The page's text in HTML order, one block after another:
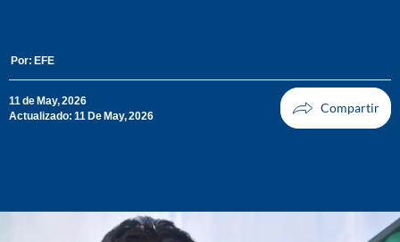
Por: EFE
11 de May, 2026
Actualizado: 11 De May, 2026